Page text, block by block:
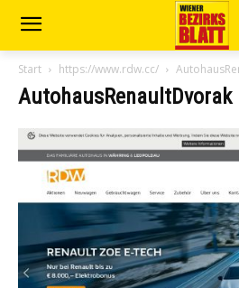
Start https://www.rdw.cc/
AutohausRenaultDvorak